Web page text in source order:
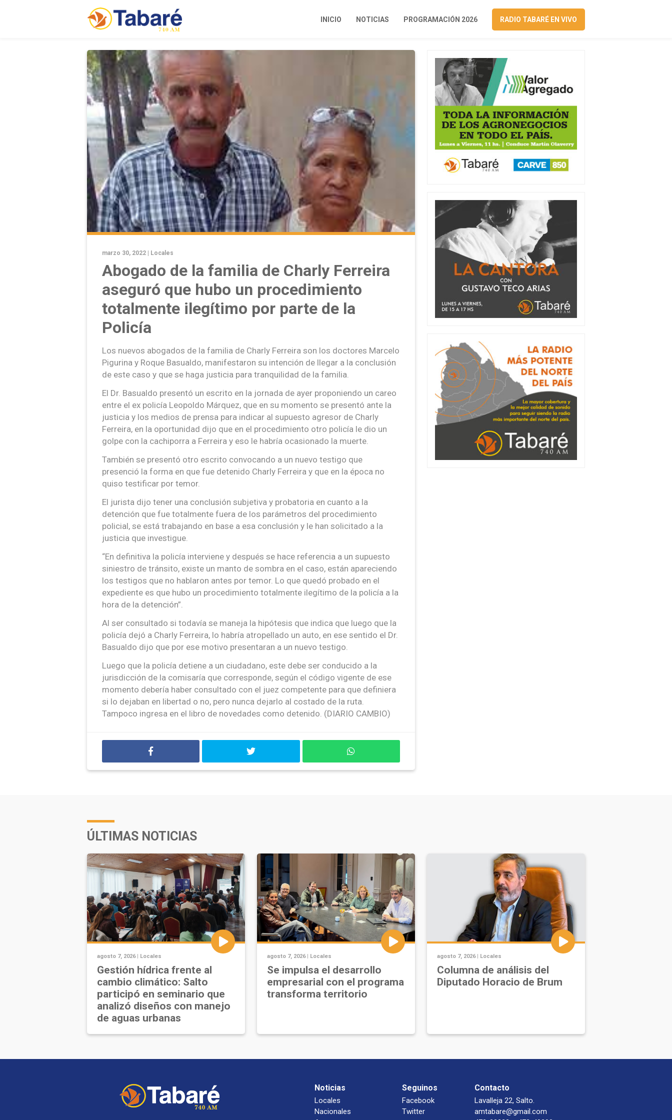
INICIO NOTICIAS PROGRAMACIÓN 2026 RADIO TABARÉ EN VIVO
marzo 30, 2022 | Locales
Abogado de la familia de Charly Ferreira
aseguró que hubo un procedimiento
totalmente ilegítimo por parte de la
Policía
Los nuevos abogados de la familia de Charly Ferreira son los doctores Marcelo
Pigurina y Roque Basualdo, manifestaron su intención de llegar a la conclusión
de este caso y que se haga justicia para tranquilidad de la familia.
El Dr. Basualdo presentó un escrito en la jornada de ayer proponiendo un careo
entre el ex policía Leopoldo Márquez, que en su momento se presentó ante la
justicia y los medios de prensa para indicar al supuesto agresor de Charly
Ferreira, en la oportunidad dijo que en el procedimiento otro policía le dio un
golpe con la cachiporra a Ferreira y eso le habría ocasionado la muerte.
También se presentó otro escrito convocando a un nuevo testigo que
presenció la forma en que fue detenido Charly Ferreira y que en la época no
quiso testificar por temor.
El jurista dijo tener una conclusión subjetiva y probatoria en cuanto a la
detención que fue totalmente fuera de los parámetros del procedimiento
policial, se está trabajando en base a esa conclusión y le han solicitado a la
justicia que investigue.
“En definitiva la policía interviene y después se hace referencia a un supuesto
siniestro de tránsito, existe un manto de sombra en el caso, están apareciendo
los testigos que no hablaron antes por temor. Lo que quedó probado en el
expediente es que hubo un procedimiento totalmente ilegítimo de la policía a la
hora de la detención”.
Al ser consultado si todavía se maneja la hipótesis que indica que luego que la
policía dejó a Charly Ferreira, lo habría atropellado un auto, en ese sentido el Dr.
Basualdo dijo que por ese motivo presentaran a un nuevo testigo.
Luego que la policía detiene a un ciudadano, este debe ser conducido a la
jurisdicción de la comisaría que corresponde, según el código vigente de ese
momento debería haber consultado con el juez competente para que definiera
si lo dejaban en libertad o no, pero nunca dejarlo al costado de la ruta.
Tampoco ingresa en el libro de novedades como detenido. (DIARIO CAMBIO)
ÚLTIMAS NOTICIAS
agosto 7, 2026 | Locales
Gestión hídrica frente al
cambio climático: Salto
participó en seminario que
analizó diseños con manejo
de aguas urbanas
agosto 7, 2026 | Locales
Se impulsa el desarrollo
empresarial con el programa
transforma territorio
agosto 7, 2026 | Locales
Columna de análisis del
Diputado Horacio de Brum
Noticias
Locales
Nacionales
Seguinos
Facebook
Twitter
Contacto
Lavalleja 22, Salto.
amtabare@gmail.com